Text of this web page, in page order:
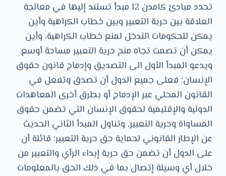
تحدد مبادئ كامدن 12 مبدأ تستند إليها في معالجة
العلاقة بين حرية التعبير وبين خطاب الكراهية وأين
يمكن للحكومات التدخل لمنع خطاب الكراهية، وأين
يمكن أن تصمت تجاه منح حرية التعبير مساحة أوسع.
ويدعو المبدأ الأول الى التصديق وإدماج قانون حقوق
الإنسان؛ فعلى جميع الدول أن تصدق وتفعل في
القانون المحلي عبر الإدماج أو بطرق أخرى المعاهدات
الدولية والإقليمية لحقوق الإنسان التي تضمن حقوق
المساواة وحرية التعبير. وتناول المبدأ الثاني الحديث
عن الإطار القانوني لحماية حق حرية التعبير؛ قائلة أن
على الدول أن تضمن حق حرية إبداء الرأي والتعبير من
خلال أي وسيلة إتصال بما في ذلك الحق بالمعلومات